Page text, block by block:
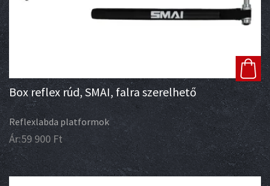
Box reflex rúd, SMAI, falra szerelhető
Reflexlabda platformok
Ár:59 900Ft